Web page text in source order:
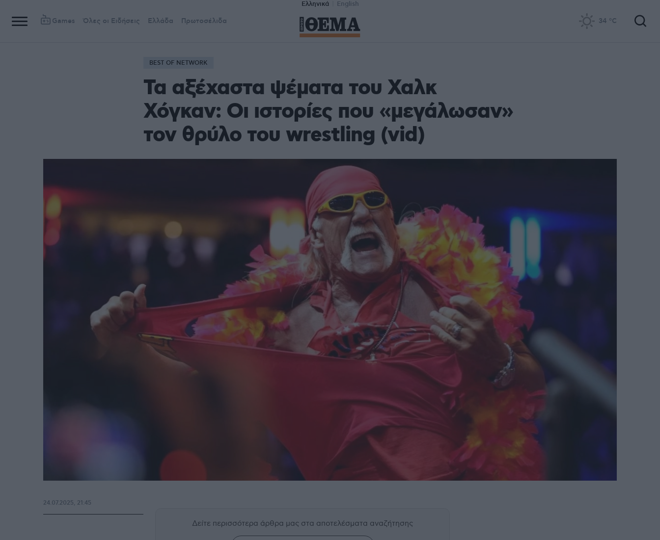
Ελληνικά English
Games Όλες οι Ειδήσεις Ελλάδα Πρωτοσέλιδα 34 °C
BEST OF NETWORK
Τα αξέχαστα ψέματα του Χαλκ
Χόγκαν: Οι ιστορίες που «μεγάλωσαν»
τον θρύλο του wrestling (vid)
Δείτε περισσότερα άρθρα μας στα αποτελέσματα αναζήτησης
24.07.2025, 21:45